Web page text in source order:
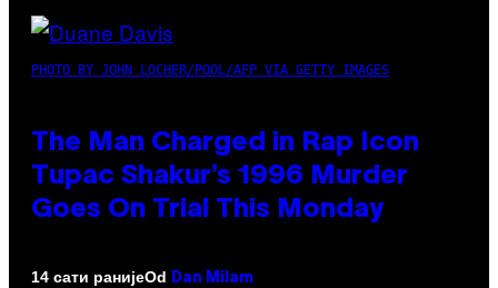
PHOTO BY JOHN LOCHER/POOL/AFP VIA GETTY IMAGES
The Man Charged in Rap Icon
Tupac Shakur’s 1996 Murder
Goes On Trial This Monday
14 сати ранијеOd Dan Milam